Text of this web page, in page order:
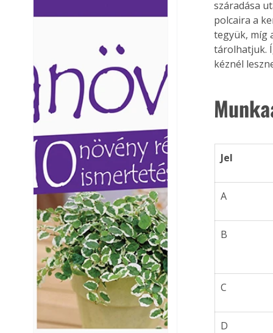
Ezermester
Laptapir kényelmes
mert: – t
száradása
polcaira a
tegyük, míg
tárolhatjuk.
kéznél
Jel
A
B
C
D